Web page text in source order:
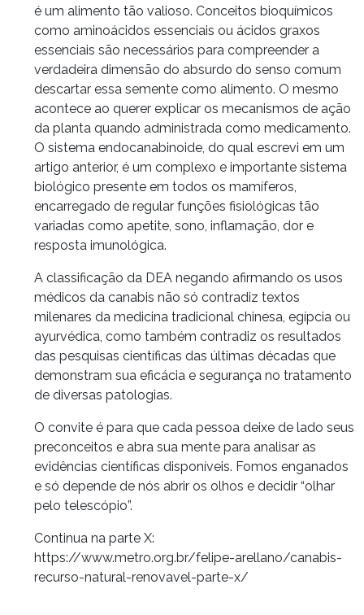
é um alimento tão valioso. Conceitos bioquímicos
como aminoácidos essenciais ou ácidos graxos
essenciais são necessários para compreender a
verdadeira dimensão do absurdo do senso comum
descartar essa semente como alimento. O mesmo
acontece ao querer explicar os mecanismos de ação
da planta quando administrada como medicamento.
O sistema endocanabinoide, do qual escrevi em um
artigo anterior, é um complexo e importante sistema
biológico presente em todos os mamíferos,
encarregado de regular funções fisiológicas tão
variadas como apetite, sono, inflamação, dor e
resposta imunológica.
A classificação da DEA negando afirmando os usos
médicos da canabis não só contradiz textos
milenares da medicina tradicional chinesa, egípcia ou
ayurvédica, como também contradiz os resultados
das pesquisas científicas das últimas décadas que
demonstram sua eficácia e segurança no tratamento
de diversas patologias.
O convite é para que cada pessoa deixe de lado seus
preconceitos e abra sua mente para analisar as
evidências científicas disponíveis. Fomos enganados
e só depende de nós abrir os olhos e decidir “olhar
pelo telescópio”.
Continua na parte X:
https://www.metro.org.br/felipe-arellano/canabis-
recurso-natural-renovavel-parte-x/